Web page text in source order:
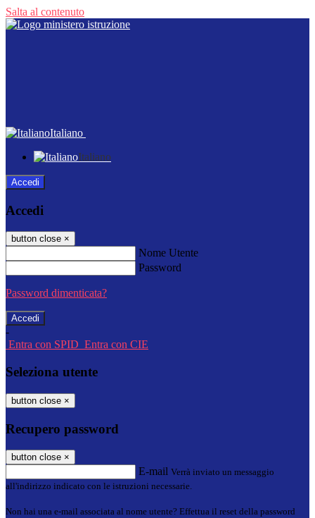
Salta al contenuto
Italiano
Italiano
Accedi
Accedi
button close ×
Nome Utente
Password
Password dimenticata?
-
Entra con SPID Entra con CIE
Seleziona utente
button close ×
Recupero password
button close ×
E-mail Verrà inviato un messaggio
all'indirizzo indicato con le istruzioni necessarie.
Non hai una e-mail associata al nome utente? Effettua il reset della password